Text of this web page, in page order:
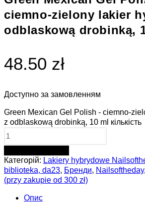
ciemno-zielony lakier
odblaskową drobinką,
48.50 zł
Доступно за замовленням
Green Mexican Gel Polish - ciemno-
z odblaskową drobinką, 10 ml кількість
Категорій: Lakiery hybrydowe
biblioteka, da23, Бренди, Nailsoftheday,
(przy zakupie od 300 zł)
Опис